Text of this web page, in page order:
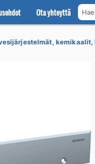
Ota yhteyttä